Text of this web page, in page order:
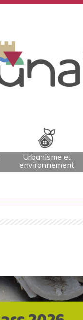
Urbanisme et
environnement